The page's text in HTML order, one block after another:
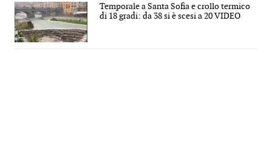
Temporale a Santa Sofia e crollo termico
di 18 gradi: da 38 si è scesi a 20 VIDEO